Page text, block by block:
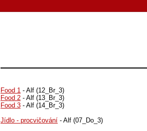
Food 1 - Alf (12_Br_3)
Food 2 - Alf (13_Br_3)
Food 3 - Alf (14_Br_3)
Jídlo - procvičování - Alf (07_Do_3)